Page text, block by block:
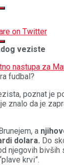
on Twitter
veziste
nastupa za
fudbal?
poznat je
znalo da je
a
dolara. Do
njegovih
krvi”.